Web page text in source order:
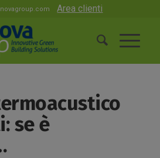
Area clienti
se è